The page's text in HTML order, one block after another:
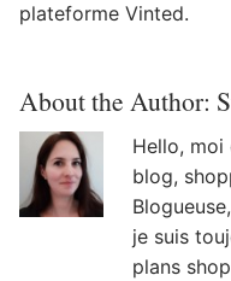
plateforme Vinted.
About the Author:
Hello, moi
blog,
je suis
plans